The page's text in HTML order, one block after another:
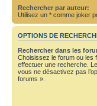
Rechercher par auteur:
Utilisez un * comme joker
OPTIONS DE
Rechercher dans les
Choisissez le forum ou les
effectuer une recherche.
vous ne désactivez pas
forums ».